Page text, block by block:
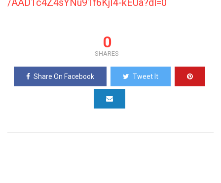
/AAD1c4Z4sYNu91f6KjI4-kEUa?dl=0
0
SHARES
Share On Facebook Tweet It